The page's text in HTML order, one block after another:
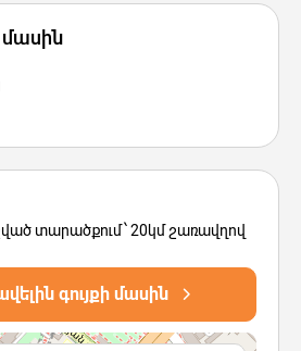
մասին
տարածքում՝ 20կմ շառավղով
գույքի մասին